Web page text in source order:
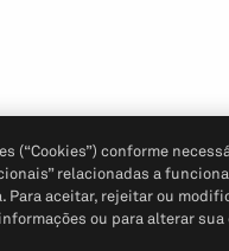
(“Cookies”) conforme
relacionadas a
aceitar, rejeitar ou
ou para alterar sua